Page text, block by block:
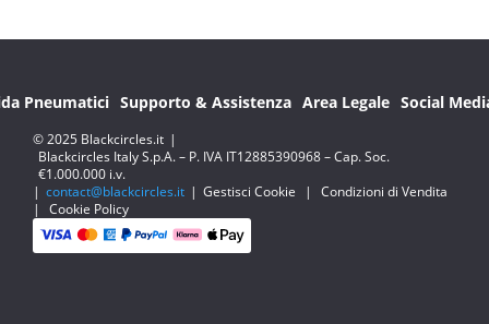
Pneumatici Supporto & Assistenza Area Legale Social
© 2025 Blackcircles.it |
Blackcircles Italy S.p.A. – P. IVA IT12885390968 – Cap. Soc.
€1.000.000 i.v.
| contact@blackcircles.it | Gestisci Cookie |
Condizioni di Vendita
|
Cookie Policy